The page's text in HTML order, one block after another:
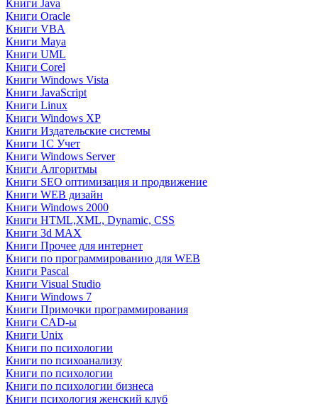
Книги Java
Книги Oracle
Книги VBA
Книги Maya
Книги UML
Книги Corel
Книги Windows Vista
Книги JavaScript
Книги Linux
Книги Windows XP
Книги Издательские системы
Книги 1C Учет
Книги Windows Server
Книги Алгоритмы
Книги SEO оптимизация и продвижение
Книги WEB дизайн
Книги Windows 2000
Книги HTML,XML, Dynamic, CSS
Книги 3d MAX
Книги Прочее для интернет
Книги по программированию для WEB
Книги Pascal
Книги Visual Studio
Книги Windows 7
Книги Примочки программирования
Книги CAD-ы
Книги Unix
Книги по психологии
Книги по психоанализу
Книги по психологии
Книги по психологии бизнеса
Книги психология женский клуб